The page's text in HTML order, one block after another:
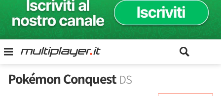
Pokémon Conquest DS